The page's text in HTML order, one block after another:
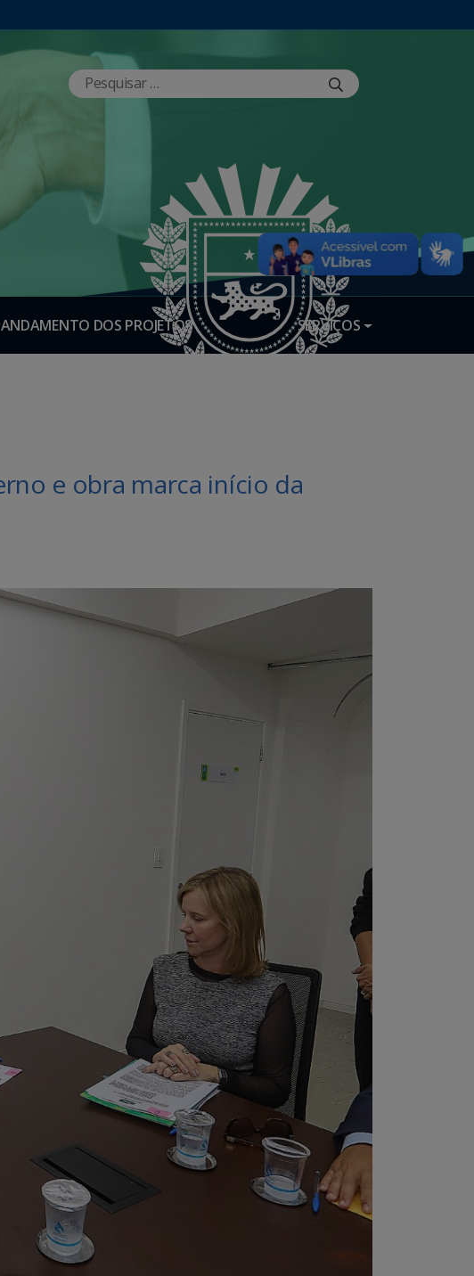
ANDAMENTO DOS PROJETOS SERVIÇOS
e obra marca início da